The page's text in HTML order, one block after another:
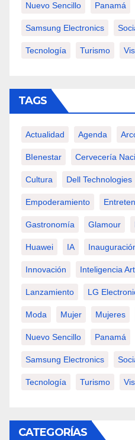
Nuevo Sencillo Panamá
Samsung Electronics
Tecnología Turismo
TAGS
Actualidad Agenda
BIenestar Cervecería
Cultura Dell Technologies
Empoderamiento
Gastronomía Glamour
Huawei IA
Innovación Inteligencia
Lanzamiento LG
Moda Mujer Mujeres
Nuevo Sencillo Panamá
Samsung Electronics
Tecnología Turismo
CATEGORÍAS